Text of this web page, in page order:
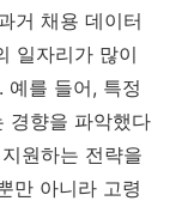
거 채용 데이터
일자리가 많이
예를 들어, 특정
경향을 파악했다
원하는 전략을
만 아니라 고령